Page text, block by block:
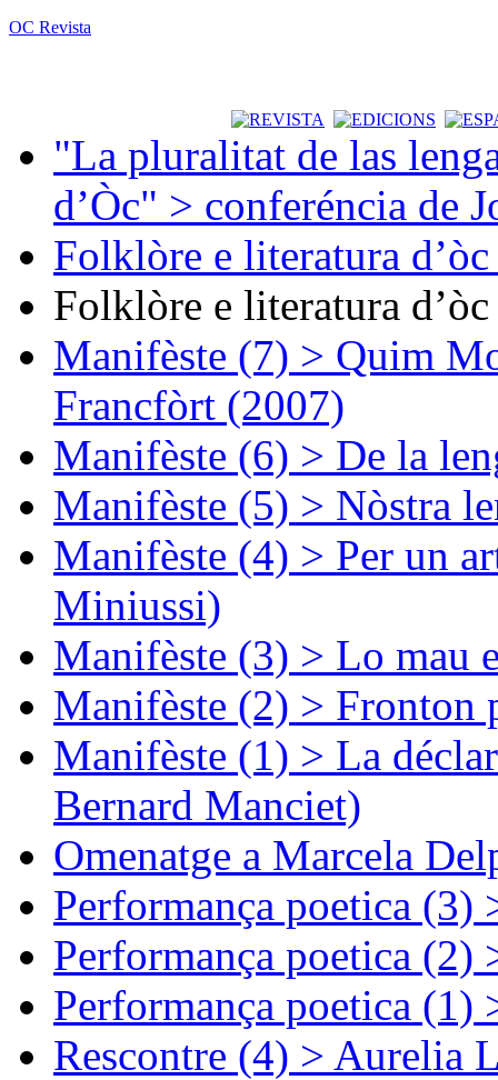
OC Revista
"La pluralitat de las
d’Òc" > conferéncia de
Folklòre e literatura
Folklòre e literatura
Manifèste (7) > Quim
Francfòrt (2007)
Manifèste (6) > De la
Manifèste (5) > Nòstra
Manifèste (4) > Per un
Miniussi)
Manifèste (3) > Lo mau
Manifèste (2) > Fronton
Manifèste (1) > La
Bernard Manciet)
Omenatge a Marcela
Performança poetica (3)
Performança poetica (2)
Performança poetica (1)
Rescontre (4) > Aurelia